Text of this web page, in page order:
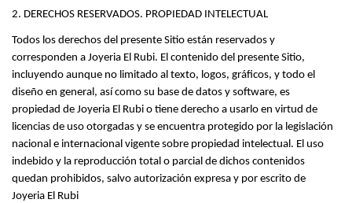
2. DERECHOS RESERVADOS. PROPIEDAD INTELECTUAL
Todos los derechos del presente Sitio están reservados y
corresponden a Joyeria El Rubi. El contenido del presente Sitio,
incluyendo aunque no limitado al texto, logos, gráficos, y todo el
diseño en general, así como su base de datos y software, es
propiedad de Joyeria El Rubi o tiene derecho a usarlo en virtud de
licencias de uso otorgadas y se encuentra protegido por la legislación
nacional e internacional vigente sobre propiedad intelectual. El uso
indebido y la reproducción total o parcial de dichos contenidos
quedan prohibidos, salvo autorización expresa y por escrito de
Joyeria El Rubi